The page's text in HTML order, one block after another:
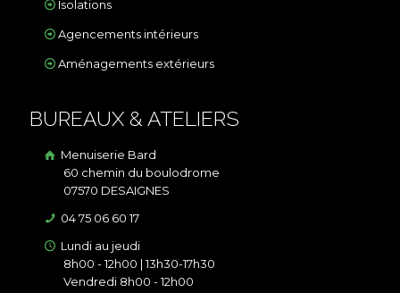
Isolations
Agencements intérieurs
Aménagements extérieurs
BUREAUX & ATELIERS
Menuiserie Bard
60 chemin du boulodrome
07570 DESAIGNES
04 75 06 60 17
Lundi au jeudi
8h00 - 12h00 | 13h30-17h30
Vendredi 8h00 - 12h00